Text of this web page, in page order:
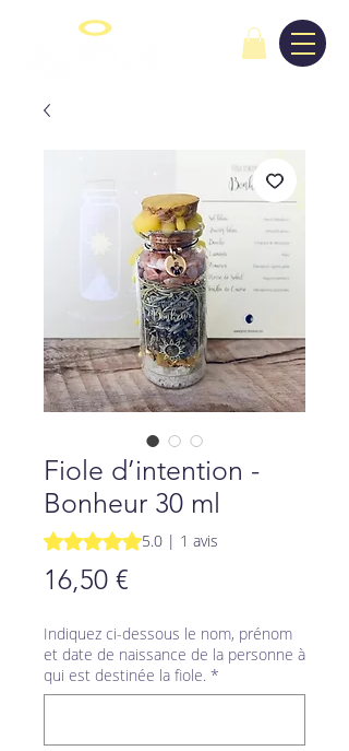
Fiole d’intention -
Bonheur 30 ml
La note est de 5.0 sur cinq étoiles selon
5.0 | 1 avis
16,50 €
Indiquez ci-dessous le nom, prénom
et date de naissance de la personne à
qui est destinée la fiole. *